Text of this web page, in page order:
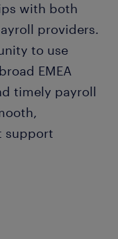
with both
providers.
to use
EMEA
timely payroll
support